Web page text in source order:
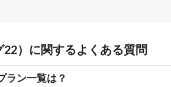
）に関するよくある質問
ラン一覧は？